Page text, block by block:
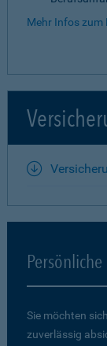
Mehr Infos zum
Sie möchten
zuverlässig